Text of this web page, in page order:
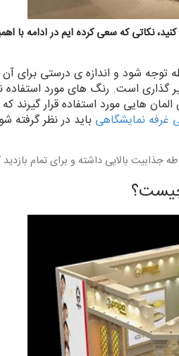
نکاتی که سعی کرده ایم در ادامه با
توجه شود و اندازه ی درستی
است‌. رنگ های مورد استفاده
هایی مورد استفاده قرار گیرند
غرفه نمایشگاهی باید در نظر گرفته
بالایی داشته و برای تمام